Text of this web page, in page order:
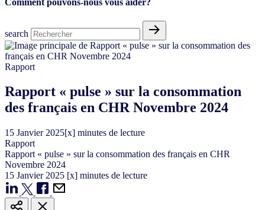
Comment pouvons-nous vous aider?
search
Rapport
Rapport « pulse » sur la consommation
des français en CHR Novembre 2024
15 Janvier 2025[x] minutes de lecture
Rapport
Rapport « pulse » sur la consommation des français en CHR
Novembre 2024
15 Janvier 2025 [x] minutes de lecture